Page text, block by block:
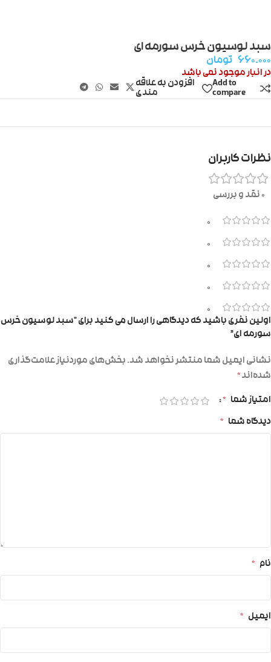
سبد لوسیون خرس سورمه ای
۶۶۰.۰۰۰ تومان
در انبار موجود نمی باشد
Add to
compare
افزودن به علاقه
مندی
نظرات کاربران
0 نقد و بررسی
0
0
0
0
0
اولین نفری باشید که دیدگاهی را ارسال می کنید برای “سبد لوسیون خرس
سورمه ای”
نشانی ایمیل شما منتشر نخواهد شد.بخش‌های موردنیاز علامت‌گذاری
شده‌اند*
امتیاز شما *
دیدگاه شما *
نام *
ایمیل *